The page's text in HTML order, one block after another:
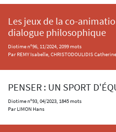
Les jeux de la co-
dialogue philosophique
Diotime n°96, 11/2024, 2099 mots
Par REMY Isabelle, CHRISTODOULIDIS Catherine
PENSER : UN SPORT
Diotime n°93, 04/2023, 1845 mots
Par LIMON Hans